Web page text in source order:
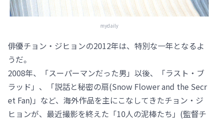
mydaily
俳優チョン・ジヒョンの2012年は、特別な一年となるよ
うだ。
2008年、「スーパーマンだった男」以後、「ラスト・ブ
ラッド」、「説話と秘密の扇(Snow Flower and the Secr
et Fan)」など、海外作品を主にこなしてきたチョン・ジ
ヒョンが、最近撮影を終えた「10人の泥棒たち」(監督チ